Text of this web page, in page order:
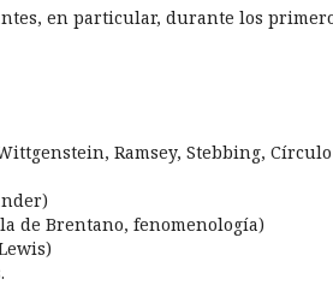
en particular, durante los
Ramsey, Stebbing,
de Brentano, fenomenología)